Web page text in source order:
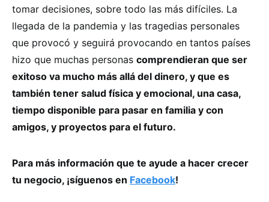
tomar decisiones, sobre todo las más difíciles. La
llegada de la pandemia y las tragedias personales
que provocó y seguirá provocando en tantos países
hizo que muchas personas comprendieran que ser
exitoso va mucho más allá del dinero, y que es
también tener salud física y emocional, una casa,
tiempo disponible para pasar en familia y con
amigos, y proyectos para el futuro.
Para más información que te ayude a hacer crecer
tu negocio, ¡síguenos en Facebook!